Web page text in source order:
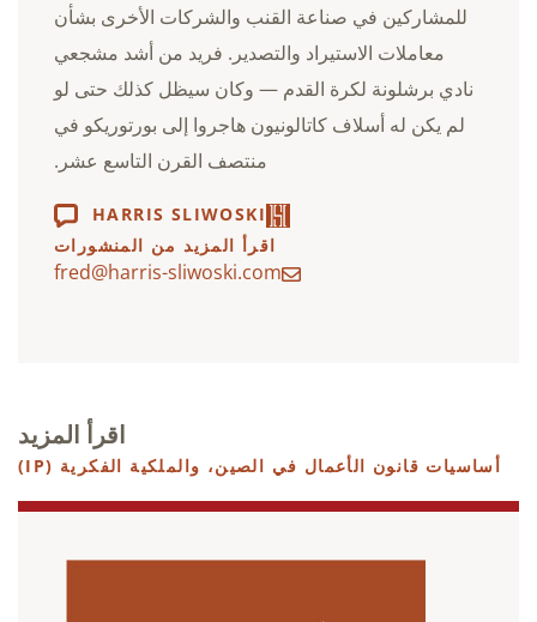
للمشاركين في صناعة القنب والشركات الأخرى بشأن
معاملات الاستيراد والتصدير. فريد من أشد مشجعي
نادي برشلونة لكرة القدم — وكان سيظل كذلك حتى لو
لم يكن له أسلاف كاتالونيون هاجروا إلى بورتوريكو في
منتصف القرن التاسع عشر.
HARRIS SLIWOSKI
اقرأ المزيد من المنشورات
fred@harris-sliwoski.com
اقرأ المزيد
أساسيات قانون الأعمال في الصين، والملكية الفكرية (IP)